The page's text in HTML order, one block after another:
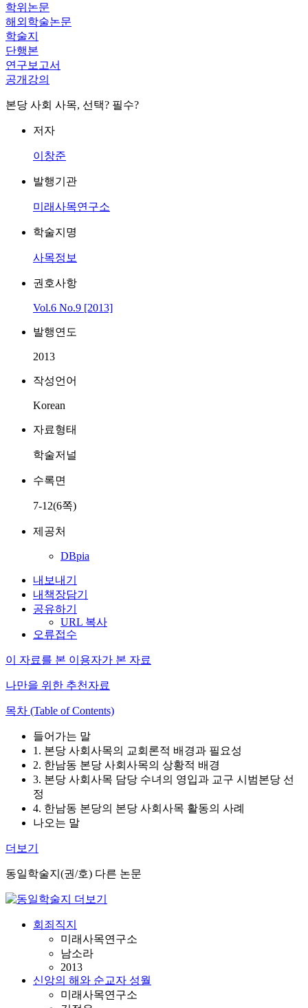
학위논문
해외학술논문
학술지
단행본
연구보고서
공개강의
본당 사회 사목, 선택? 필수?
저자
이창준
발행기관
미래사목연구소
학술지명
사목정보
권호사항
Vol.6 No.9 [2013]
발행연도
2013
작성언어
Korean
자료형태
학술저널
수록면
7-12(6쪽)
제공처
DBpia
내보내기
내책장담기
공유하기
URL 복사
오류접수
이 자료를 본 이용자가 본 자료
나만을 위한 추천자료
목차 (Table of Contents)
들어가는 말
1. 본당 사회사목의 교회론적 배경과 필요성
2. 한남동 본당 사회사목의 상황적 배경
3. 본당 사회사목 담당 수녀의 영입과 교구 시범본당 선
정
4. 한남동 본당의 본당 사회사목 활동의 사례
나오는 말
더보기
동일학술지(권/호) 다른 논문
회죄직지
미래사목연구소
남소라
2013
신앙의 해와 순교자 성월
미래사목연구소